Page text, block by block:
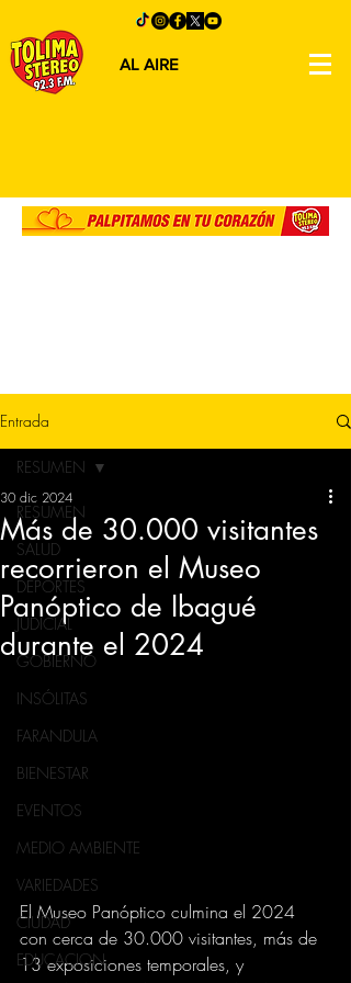
AL AIRE
Entrada
RESUMEN
SALUD
DEPORTES
JUDICIAL
GOBIERNO
INSÓLITAS
FARANDULA
BIENESTAR
EVENTOS
MEDIO AMBIENTE
VARIEDADES
CIUDAD
EDUCACION
RESUMEN
Más de 30.000 visitantes
recorrieron el Museo
Panóptico de Ibagué
durante el 2024
30 dic 2024
El Museo Panóptico culmina el 2024
con cerca de 30.000 visitantes, más de
13 exposiciones temporales, y